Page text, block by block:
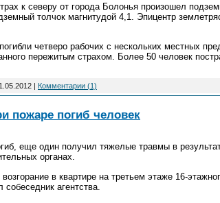
к северу от города Болонья произошел
толчок магнитудой 4,1. Эпицентр
четверо рабочих с нескольких местных
пережитым страхом. Более 50 человек
| Комментарии (1)
пожаре погиб человек
еще один получил тяжелые травмы в
органах.
в квартире на третьем этаже 16-
агентства.